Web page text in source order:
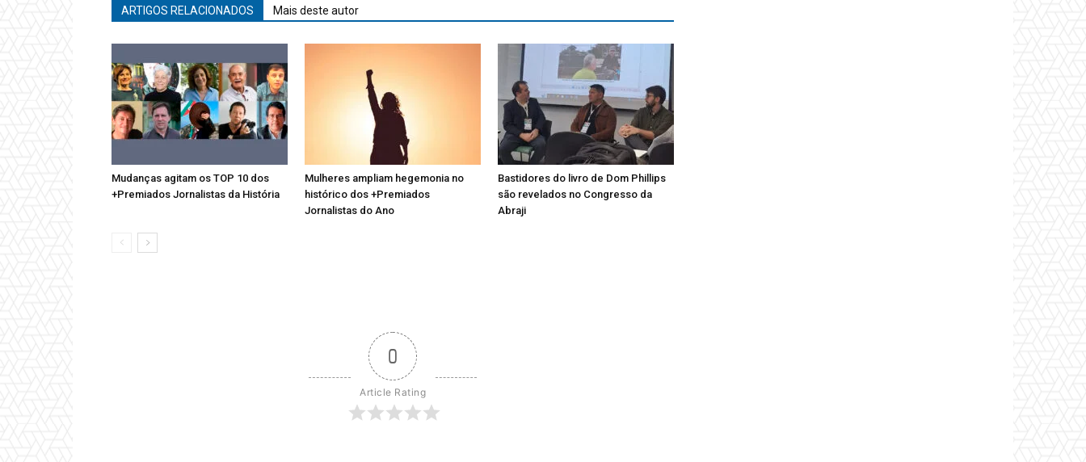
ARTIGOS RELACIONADOS Mais deste autor
Mudanças agitam os TOP 10 dos
+Premiados Jornalistas da História
Mulheres ampliam hegemonia no
histórico dos +Premiados
Jornalistas do Ano
Bastidores do livro de Dom Phillips
são revelados no Congresso da
Abraji
0
Article Rating